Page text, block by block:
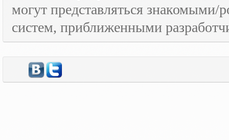
могут представляться знакомыми/
систем, приближенными